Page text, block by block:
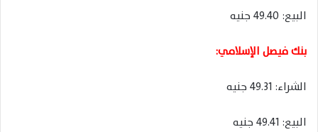
البيع: 49.40 جنيه
بنك فيصل الإسلامي:
الشراء: 49.31 جنيه
البيع: 49.41 جنيه